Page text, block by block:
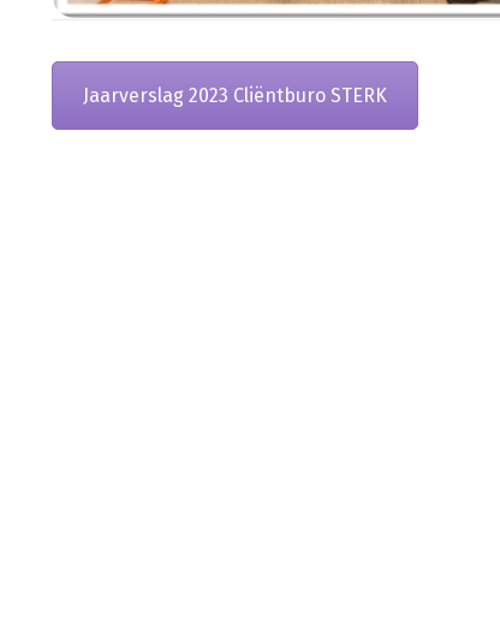
Jaarverslag 2023 Cliëntburo STERK